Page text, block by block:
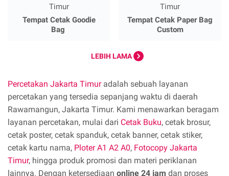
Timur
Tempat Cetak Goodie
Bag
Timur
Tempat Cetak Paper Bag
Custom
LEBIH LAMA
Percetakan Jakarta Timuradalah sebuah layanan
percetakan yang tersedia sepanjang waktu di daerah
Rawamangun, Jakarta Timur. Kami menawarkan beragam
layanan percetakan, mulai dari Cetak Buku, cetak brosur,
cetak poster, cetak spanduk, cetak banner, cetak stiker,
cetak kartu nama, Ploter A1 A2 A0, Fotocopy Jakarta
Timur, hingga produk promosi dan materi periklanan
lainnya. Dengan ketersediaan online 24 jam dan proses